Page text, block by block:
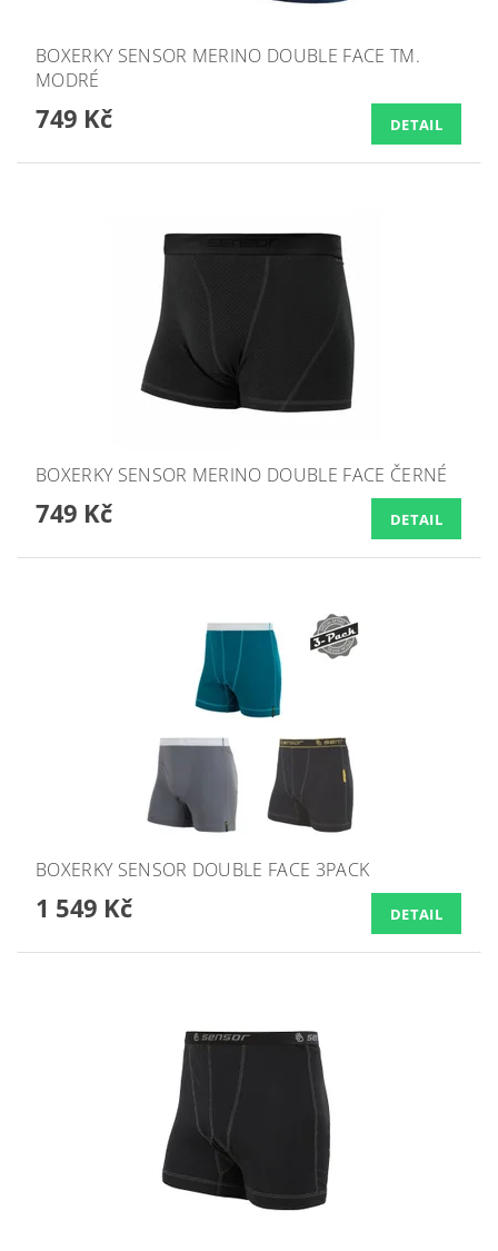
BOXERKY SENSOR MERINO DOUBLE FACE TM.
MODRÉ
749 Kč DETAIL
BOXERKY SENSOR MERINO DOUBLE FACE ČERNÉ
749 Kč DETAIL
BOXERKY SENSOR DOUBLE FACE 3PACK
1 549 Kč DETAIL